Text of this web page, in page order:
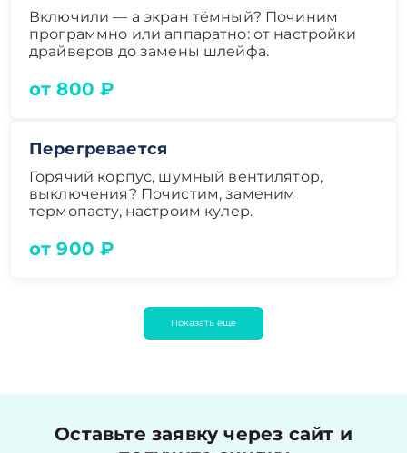
Включили — а экран тёмный? Починим
программно или аппаратно: от настройки
драйверов до замены шлейфа.
от 800 ₽
Перегревается
Горячий корпус, шумный вентилятор,
выключения? Почистим, заменим
термопасту, настроим кулер.
от 900 ₽
Показать ещё
Оставьте заявку через сайт и